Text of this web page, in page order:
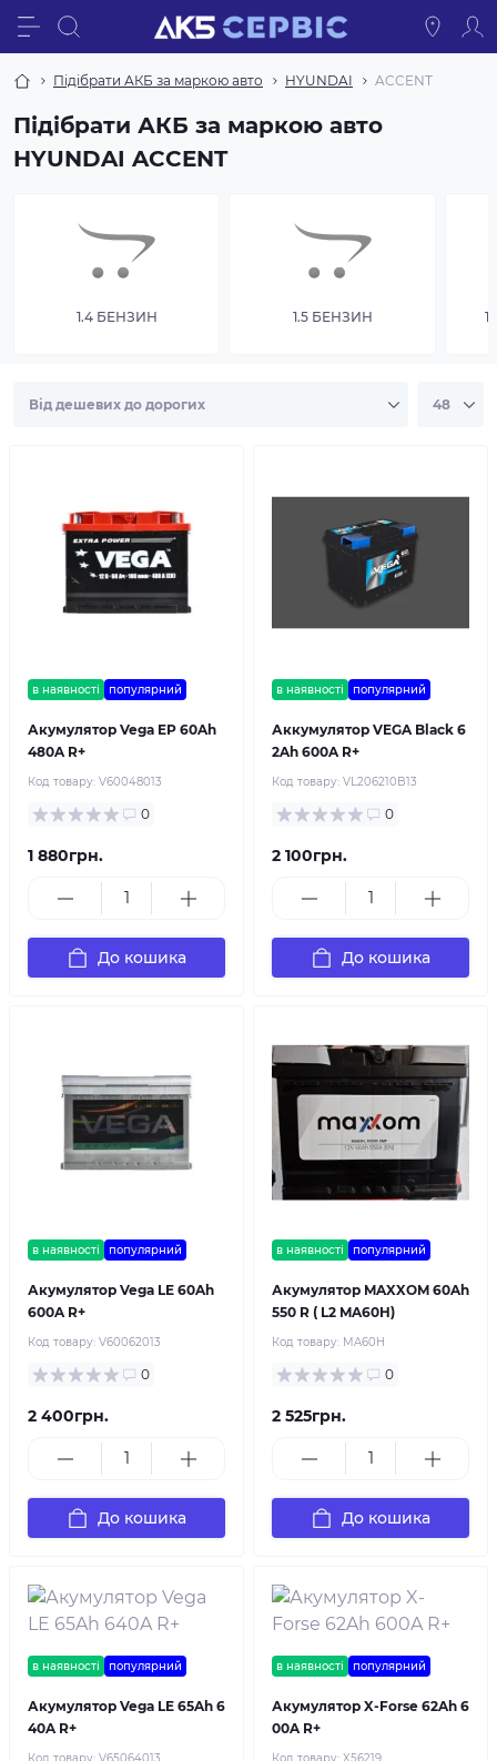
Підібрати АКБ за маркою авто HYUNDAI ACCENT
Підібрати АКБ за маркою авто
HYUNDAI ACCENT
1.4 БЕНЗИН 1.5 БЕНЗИН
в наявності популярний
Акумулятор Vega EP 60Ah
480A R+
Код товару: V60048013
0
1 880грн.
До кошика
в наявності популярний
Аккумулятор VEGA Black 6
2Ah 600A R+
Код товару: VL206210B13
0
2 100грн.
До кошика
в наявності популярний
Акумулятор Vega LE 60Ah
600A R+
Код товару: V60062013
0
2 400грн.
До кошика
в наявності популярний
Акумулятор MAXXOM 60Ah
550 R ( L2 MA60H)
Код товару: MA60H
0
2 525грн.
До кошика
в наявності популярний
Акумулятор Vega LE 65Ah 6
40A R+
в наявності популярний
Акумулятор X-Forse 62Ah 6
00A R+